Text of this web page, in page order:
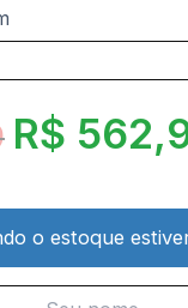
R$
o estoque